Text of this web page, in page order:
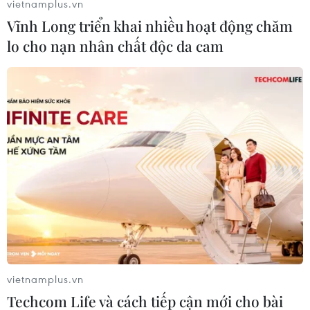
biết các nhà lãnh đạo EU đều có lập trường
chung coi trọng mối quan hệ với Mỹ, song ông
nhấn mạnh vẫn cần nhiều nỗ lực để "giảm căng
thẳng và tiến hành đàm phán." Giám đốc IMF
cũng bày tỏ hy vọng tiến trình đàm phán sẽ đạt
kết quả tích cực.
Bên cạnh vấn đề thương mại với Mỹ, ông
Kammer cũng lưu ý rằng tốc độ tăng trưởng của
EU đã tụt lại phía sau Mỹ trong những năm gần
đây. Tuy nhiên, ông bác bỏ nhận định cho rằng
EU thiếu tính cạnh tranh.
Theo Giám đốc IMF, EU vẫn có thặng dư tài
khoản vãng lai so với phần còn lại của thế giới,
song “vấn đề ở đây là châu Âu có khoảng cách
vietnamplus.vn
Vĩnh Long triển khai nhiều hoạt động chăm
lo cho nạn nhân chất độc da cam
vietnamplus.vn
Techcom Life và cách tiếp cận mới cho bài